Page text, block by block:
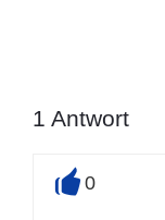
1 Antwort
0